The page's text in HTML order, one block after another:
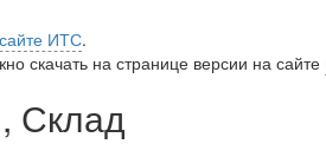
ИТС.
скачать на странице версии на сайте
Склад